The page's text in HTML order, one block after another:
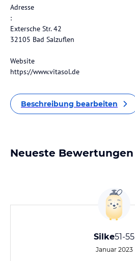
Adresse
:
Extersche Str. 42
32105 Bad Salzuflen
Website
https://www.vitasol.de
Beschreibung bearbeiten
Neueste Bewertungen
Silke51-55
Januar 2023